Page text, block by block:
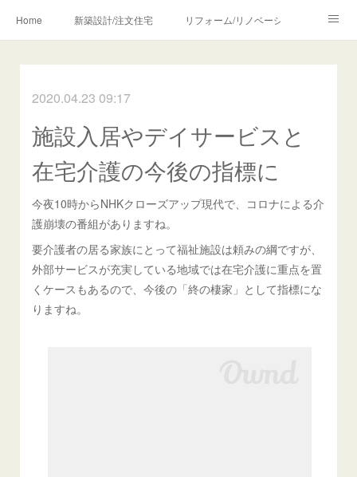
Home 新築設計/注文住宅 リフォーム/リノベーション
Profile/作品について お問合せ/アクセス
メディア・講師・執筆・SNS関連
2020.04.23 09:17
施設入居やデイサービスと
在宅介護の今後の指標に
今夜10時からNHKクローズアップ現代で、コロナによる介
護崩壊の番組がありますね。
要介護者の居る家族にとって福祉施設は頼みの綱ですが、
外部サービスが充実している地域では在宅介護に重点を置
くケースもあるので、今後の「終の棲家」として指標にな
りますね。